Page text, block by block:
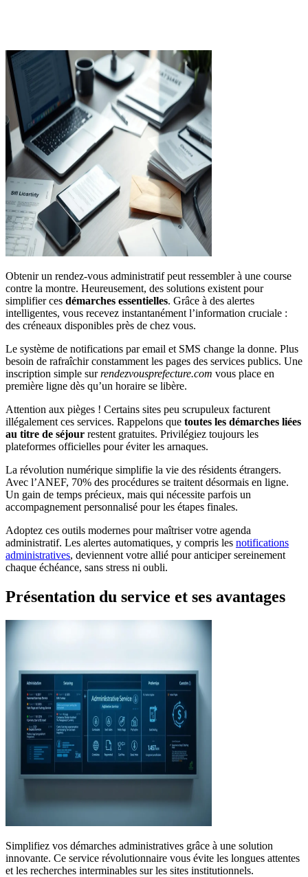
Obtenir un rendez-vous administratif peut ressembler à une course
contre la montre. Heureusement, des solutions existent pour
simplifier ces démarches essentielles. Grâce à des alertes
intelligentes, vous recevez instantanément l’information cruciale :
des créneaux disponibles près de chez vous.
Le système de notifications par email et SMS change la donne. Plus
besoin de rafraîchir constamment les pages des services publics. Une
inscription simple surrendezvousprefecture.com vous place en
première ligne dès qu’un horaire se libère.
Attention aux pièges ! Certains sites peu scrupuleux facturent
illégalement ces services. Rappelons que toutes les démarches liées
au titre de séjour restent gratuites. Privilégiez toujours les
plateformes officielles pour éviter les arnaques.
La révolution numérique simplifie la vie des résidents étrangers.
Avec l’ANEF, 70% des procédures se traitent désormais en ligne.
Un gain de temps précieux, mais qui nécessite parfois un
accompagnement personnalisé pour les étapes finales.
Adoptez ces outils modernes pour maîtriser votre agenda
administratif. Les alertes automatiques, y compris les notifications
administratives, deviennent votre allié pour anticiper sereinement
chaque échéance, sans stress ni oubli.
Présentation du service et ses avantages
Simplifiez vos démarches administratives grâce à une solution
innovante. Ce service révolutionnaire vous évite les longues attentes
et les recherches interminables sur les sites institutionnels.